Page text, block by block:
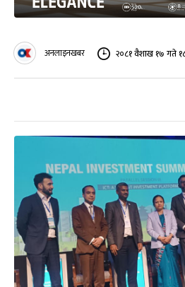
अनलाइनखबर २०८१ वैशाख १७ गते